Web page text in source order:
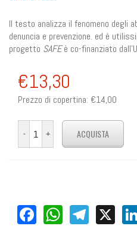
Il testo analizza il fenomeno degli
denuncia e prevenzione. ed è
progetto SAFEè co-finanziato
€13,30
Prezzo di copertina: €14,00
Facebook
WhatsApp
X